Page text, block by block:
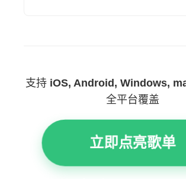
支持 iOS, Android, Windows,
全平台覆盖
立即点亮歌单